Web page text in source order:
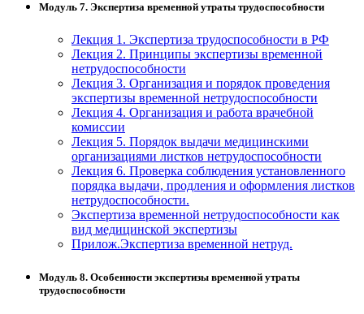
Модуль 7. Экспертиза временной утраты трудоспособности
Лекция 1. Экспертиза трудоспособности в РФ
Лекция 2. Принципы экспертизы временной
нетрудоспособности
Лекция 3. Организация и порядок проведения
экспертизы временной нетрудоспособности
Лекция 4. Организация и работа врачебной
комиссии
Лекция 5. Порядок выдачи медицинскими
организациями листков нетрудоспособности
Лекция 6. Проверка соблюдения установленного
порядка выдачи, продления и оформления листков
нетрудоспособности.
Экспертиза временной нетрудоспособности как
вид медицинской экспертизы
Прилож.Экспертиза временной нетруд.
Модуль 8. Особенности экспертизы временной утраты
трудоспособности